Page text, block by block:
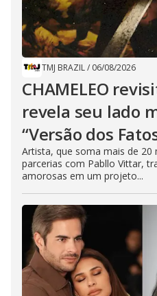
TMJ BRAZIL/ 06/08/2026
CHAMELEO
revela seu lado
“Versão dos
Artista, que soma mais de 20
parcerias com Pabllo Vittar,
amorosas em um projeto...